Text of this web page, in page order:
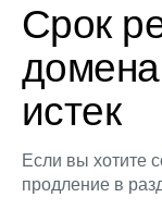
Срок
истек
Если вы хотите
продление в